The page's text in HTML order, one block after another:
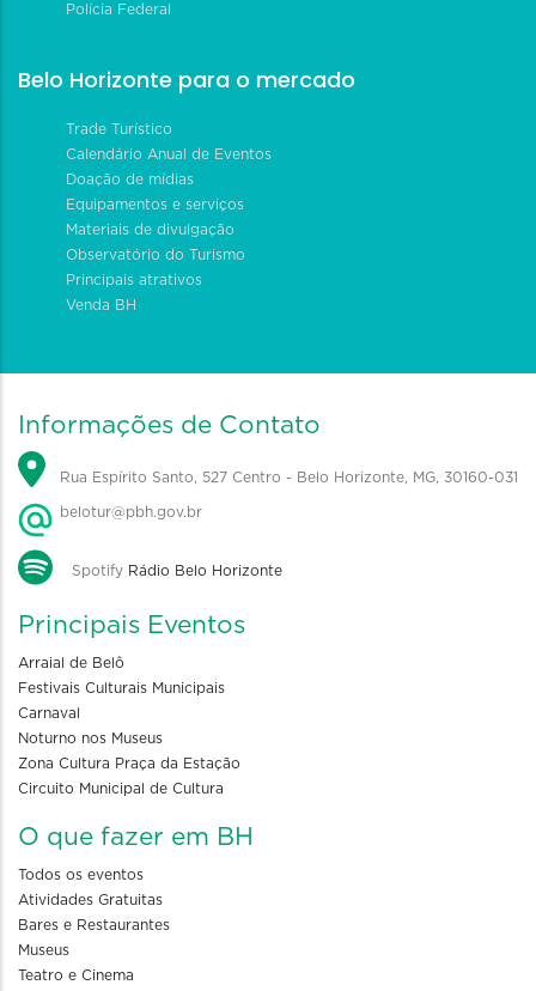
Polícia Federal
Belo Horizonte para o mercado
Trade Turístico
Calendário Anual de Eventos
Doação de mídias
Equipamentos e serviços
Materiais de divulgação
Observatório do Turismo
Principais atrativos
Venda BH
Informações de Contato
Rua Espírito Santo, 527 Centro - Belo Horizonte, MG, 30160-031
belotur@pbh.gov.br
Spotify Rádio Belo Horizonte
Principais Eventos
Arraial de Belô
Festivais Culturais Municipais
Carnaval
Noturno nos Museus
Zona Cultura Praça da Estação
Circuito Municipal de Cultura
O que fazer em BH
Todos os eventos
Atividades Gratuitas
Bares e Restaurantes
Museus
Teatro e Cinema